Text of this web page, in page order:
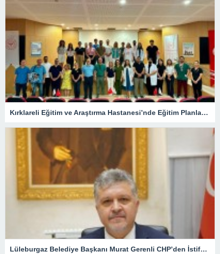
Kırklareli Eğitim ve Araştırma Hastanesi’nde Eğitim Planlaması Masaya Yatırıldı
Lüleburgaz Belediye Başkanı Murat Gerenli CHP’den İstifa Etti